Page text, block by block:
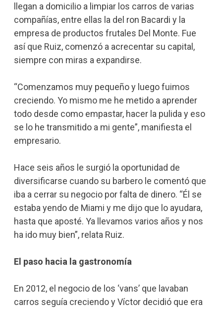
llegan a domicilio a limpiar los carros de varias
compañías, entre ellas la del ron Bacardi y la
empresa de productos frutales Del Monte. Fue
así que Ruiz, comenzó a acrecentar su capital,
siempre con miras a expandirse.
“Comenzamos muy pequeño y luego fuimos
creciendo. Yo mismo me he metido a aprender
todo desde como empastar, hacer la pulida y eso
se lo he transmitido a mi gente”, manifiesta el
empresario.
Hace seis años le surgió la oportunidad de
diversificarse cuando su barbero le comentó que
iba a cerrar su negocio por falta de dinero. “Él se
estaba yendo de Miami y me dijo que lo ayudara,
hasta que aposté. Ya llevamos varios años y nos
ha ido muy bien”, relata Ruiz.
El paso hacia la gastronomía
En 2012, el negocio de los ‘vans’ que lavaban
carros seguía creciendo y Víctor decidió que era